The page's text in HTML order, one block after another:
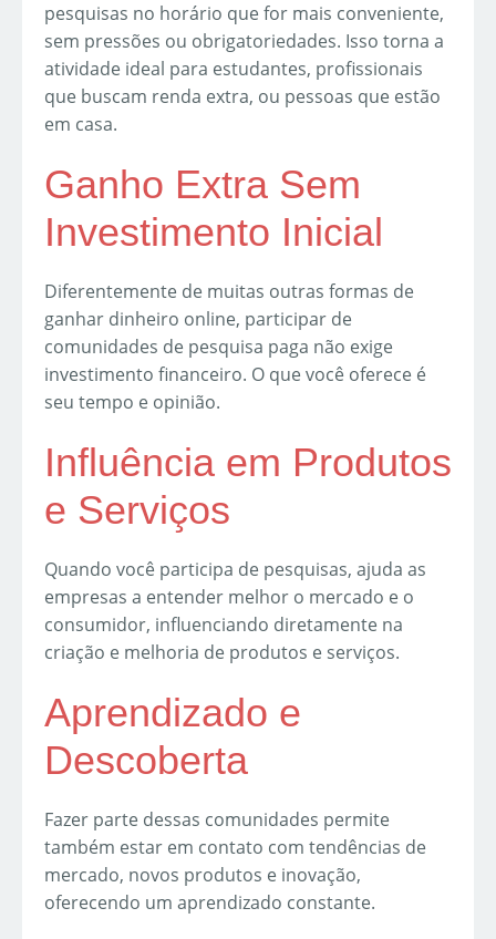
pesquisas no horário que for mais conveniente,
sem pressões ou obrigatoriedades. Isso torna a
atividade ideal para estudantes, profissionais
que buscam renda extra, ou pessoas que estão
em casa.
Ganho Extra Sem
Investimento Inicial
Diferentemente de muitas outras formas de
ganhar dinheiro online, participar de
comunidades de pesquisa paga não exige
investimento financeiro. O que você oferece é
seu tempo e opinião.
Influência em Produtos
e Serviços
Quando você participa de pesquisas, ajuda as
empresas a entender melhor o mercado e o
consumidor, influenciando diretamente na
criação e melhoria de produtos e serviços.
Aprendizado e
Descoberta
Fazer parte dessas comunidades permite
também estar em contato com tendências de
mercado, novos produtos e inovação,
oferecendo um aprendizado constante.